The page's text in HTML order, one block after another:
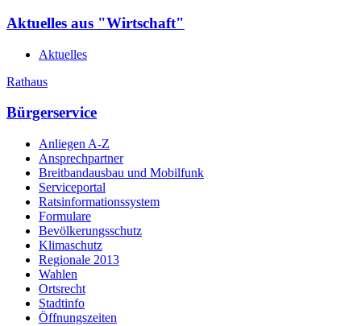
Aktuelles aus "Wirtschaft"
Aktuelles
Rathaus
Bürgerservice
Anliegen A-Z
Ansprechpartner
Breitbandausbau und Mobilfunk
Serviceportal
Ratsinformationssystem
Formulare
Bevölkerungsschutz
Klimaschutz
Regionale 2013
Wahlen
Ortsrecht
Stadtinfo
Öffnungszeiten